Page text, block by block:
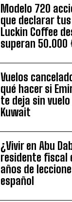
Modelo 720
que declarar tus
Luckin Coffee
superan 50.000
Vuelos
qué hacer si
te deja sin
Kuwait
¿Vivir en Abu
residente fiscal
años de
español